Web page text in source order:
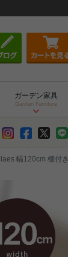
ガーデン家具
Garden Furniture
幅120cm 棚付き